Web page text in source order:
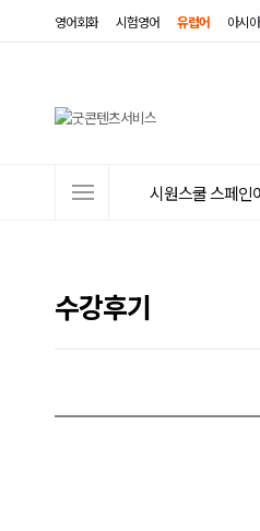
영어회화 시험영어 유럽어 아시
뉴
시원스쿨 스페인
수강후기